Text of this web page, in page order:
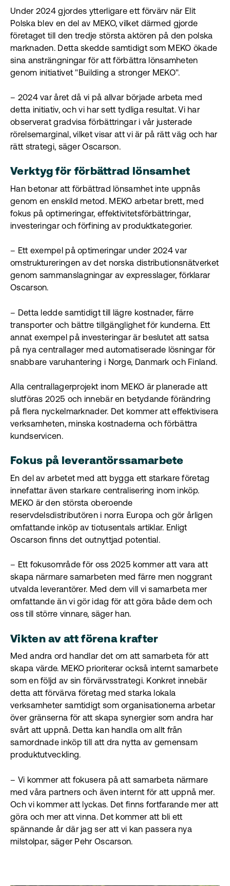
Under 2024 gjordes ytterligare ett förvärv när Elit
Polska blev en del av MEKO, vilket därmed gjorde
företaget till den tredje största aktören på den polska
marknaden. Detta skedde samtidigt som MEKO ökade
sina ansträngningar för att förbättra lönsamheten
genom initiativet "Building a stronger MEKO".
– 2024 var året då vi på allvar började arbeta med
detta initiativ, och vi har sett tydliga resultat. Vi har
observerat gradvisa förbättringar i vår justerade
rörelsemarginal, vilket visar att vi är på rätt väg och har
rätt strategi, säger Oscarson.
Verktyg för förbättrad lönsamhet
Han betonar att förbättrad lönsamhet inte uppnås
genom en enskild metod. MEKO arbetar brett, med
fokus på optimeringar, effektivitetsförbättringar,
investeringar och förfining av produktkategorier.
– Ett exempel på optimeringar under 2024 var
omstruktureringen av det norska distributionsnätverket
genom sammanslagningar av expresslager, förklarar
Oscarson.
– Detta ledde samtidigt till lägre kostnader, färre
transporter och bättre tillgänglighet för kunderna. Ett
annat exempel på investeringar är beslutet att satsa
på nya centrallager med automatiserade lösningar för
snabbare varuhantering i Norge, Danmark och Finland.
Alla centrallagerprojekt inom MEKO är planerade att
slutföras 2025 och innebär en betydande förändring
på flera nyckelmarknader. Det kommer att effektivisera
verksamheten, minska kostnaderna och förbättra
kundservicen.
Fokus på leverantörssamarbete
En del av arbetet med att bygga ett starkare företag
innefattar även starkare centralisering inom inköp.
MEKO är den största oberoende
reservdelsdistributören i norra Europa och gör årligen
omfattande inköp av tiotusentals artiklar. Enligt
Oscarson finns det outnyttjad potential.
– Ett fokusområde för oss 2025 kommer att vara att
skapa närmare samarbeten med färre men noggrant
utvalda leverantörer. Med dem vill vi samarbeta mer
omfattande än vi gör idag för att göra både dem och
oss till större vinnare, säger han.
Vikten av att förena krafter
Med andra ord handlar det om att samarbeta för att
skapa värde. MEKO prioriterar också internt samarbete
som en följd av sin förvärvsstrategi. Konkret innebär
detta att förvärva företag med starka lokala
verksamheter samtidigt som organisationerna arbetar
över gränserna för att skapa synergier som andra har
svårt att uppnå. Detta kan handla om allt från
samordnade inköp till att dra nytta av gemensam
produktutveckling.
– Vi kommer att fokusera på att samarbeta närmare
med våra partners och även internt för att uppnå mer.
Och vi kommer att lyckas. Det finns fortfarande mer att
göra och mer att vinna. Det kommer att bli ett
spännande år där jag ser att vi kan passera nya
milstolpar, säger Pehr Oscarson.